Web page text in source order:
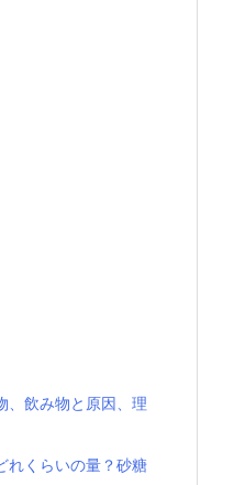
、飲み物と原因、理
れくらいの量？砂糖